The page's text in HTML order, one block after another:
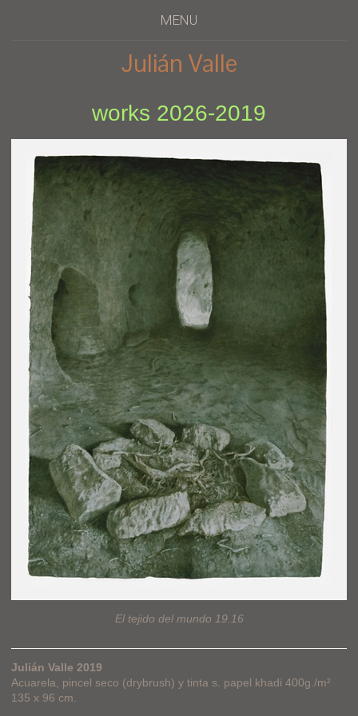
MENU
Julián Valle
works 2026-2019
El tejido del mundo 19.16
Julián Valle 2019
Acuarela, pincel seco (drybrush) y tinta s. papel khadi 400g./m²
135 x 96 cm.